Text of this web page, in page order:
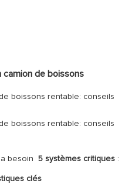
camion de boissons
besoin 5 systèmes critiques :
clés